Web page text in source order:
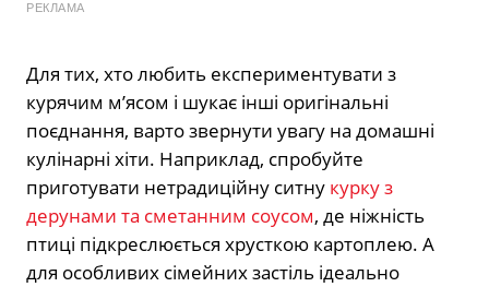
РЕКЛАМА
Для тих, хто любить експериментувати з
курячим м’ясом і шукає інші оригінальні
поєднання, варто звернути увагу на домашні
кулінарні хіти. Наприклад, спробуйте
приготувати нетрадиційну ситну курку з
дерунами та сметанним соусом, де ніжність
птиці підкреслюється хрусткою картоплею. А
для особливих сімейних застіль ідеально